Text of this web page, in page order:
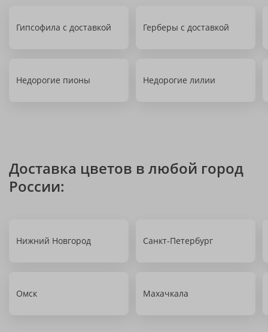
Гипсофила с доставкой Герберы с доставкой
Недорогие пионы Недорогие лилии
Доставка цветов в любой город
России:
Нижний Новгород Санкт-Петербург
Омск Махачкала